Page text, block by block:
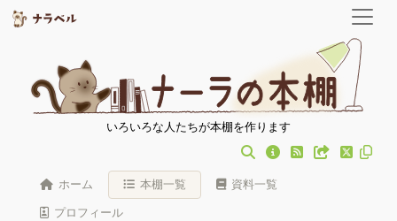
いろいろな人たちが本棚を作ります
ホーム 本棚一覧 資料一覧
プロフィール